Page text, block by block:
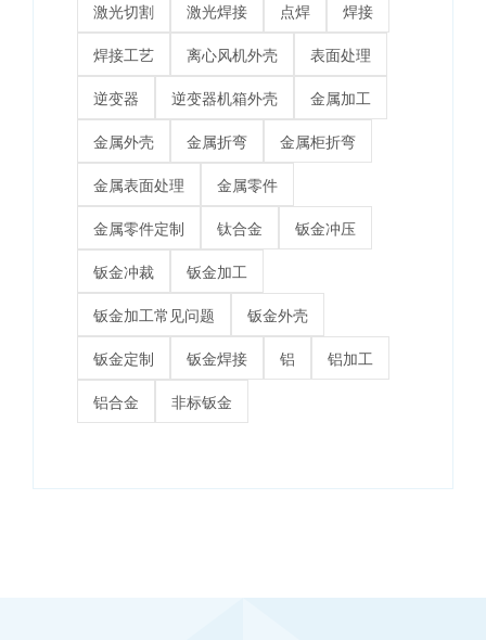
逆变器 逆变器机箱外壳 金属加工
金属外壳 金属折弯 金属柜折弯
金属表面处理 金属零件
金属零件定制 钛合金 钣金冲压
钣金冲裁 钣金加工
钣金加工常见问题 钣金外壳
钣金定制 钣金焊接
铝合金 非标钣金